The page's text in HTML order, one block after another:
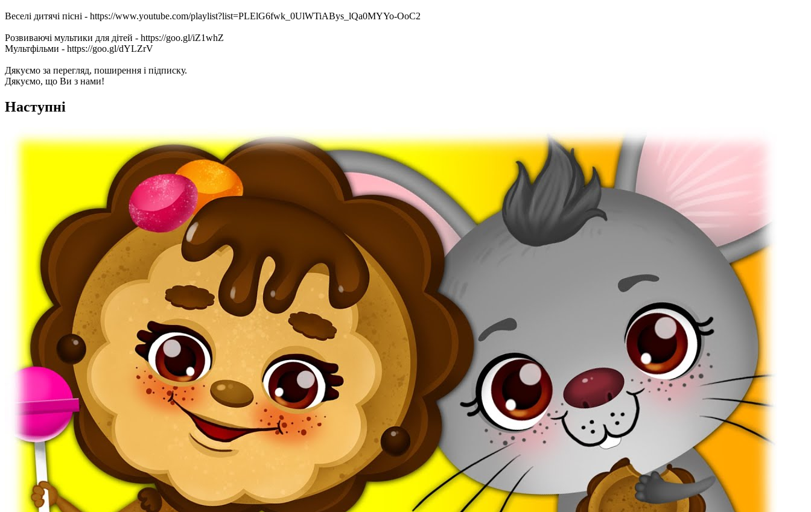
Веселі дитячі пісні - https://www.youtube.com/playlist?list=PLElG6fwk_0UlWTiABys_lQa0MYYo-OoC2
Розвиваючі мультики для дітей - https://goo.gl/iZ1whZ
Мультфільми - https://goo.gl/dYLZrV
Дякуємо за перегляд, поширення і підписку.
Дякуємо, що Ви з нами!
Наступні